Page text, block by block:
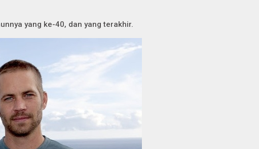
yang ke-40, dan yang terakhir.